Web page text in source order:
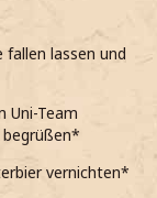
lassen und
Uni-Team
vernichten*